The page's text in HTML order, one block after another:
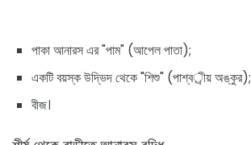
পাকা আনারস এর "পাম" (আপেল পাতা);
একটি বয়স্ক উদ্ভিদ থেকে "শিশু" (পাশ্বর্ীয় অঙ্কুর);
বীজ।